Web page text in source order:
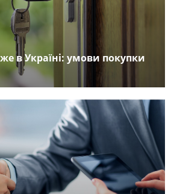
в Україні: умови покупки